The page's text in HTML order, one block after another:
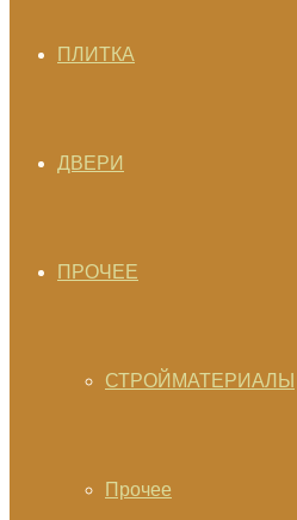
ПЛИТКА
ДВЕРИ
ПРОЧЕЕ
СТРОЙМАТЕРИАЛЫ
Прочее